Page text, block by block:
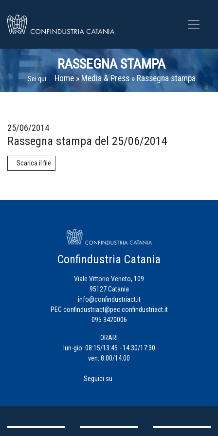
RASSEGNA STAMPA
Sei qui: Home» Media & Press» Rassegna stampa
25/06/2014
Rassegna stampa del 25/06/2014
Scarica il file
Confindustria Catania
Viale Vittorio Veneto, 109
95127 Catania
info@confindustriact.it
PEC confindustriact@pec.confindustriact.it
095 3420006
ORARI
lun-gio: 08:15/13:45 - 14:30/17:30
ven: 8:00/14:00
Seguici su